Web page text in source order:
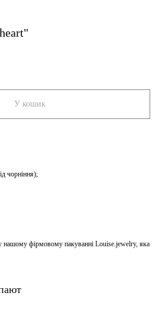
У кошик
чорніння);
нашому фірмовому пакуванні Louise.jewelry, яка